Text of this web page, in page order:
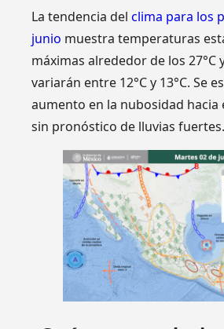
La tendencia delclima para los
junio muestra temperaturas
máximas alrededor de los 27°C
variarán entre 12°C y 13°C. Se
aumento en la nubosidad hacia
sin pronóstico de lluvias fuertes.